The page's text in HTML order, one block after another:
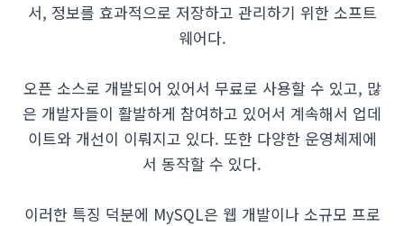
서, 정보를 효과적으로 저장하고 관리하기 위한 소프트
웨어다.
오픈 소스로 개발되어 있어서 무료로 사용할 수 있고, 많
은 개발자들이 활발하게 참여하고 있어서 계속해서 업데
이트와 개선이 이뤄지고 있다. 또한 다양한 운영체제에
서 동작할 수 있다.
이러한 특징 덕분에 MySQL은 웹 개발이나 소규모 프로